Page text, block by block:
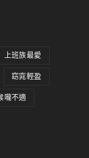
上班族最愛
窈窕輕盈
嚨不適